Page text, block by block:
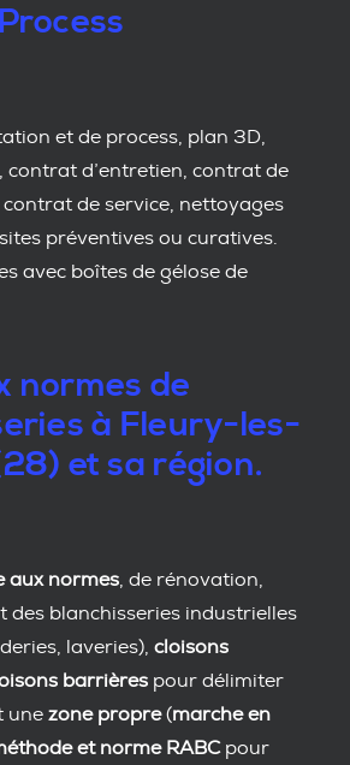
et de process, plan 3D,
contrat d’entretien, contrat de
de service, nettoyages
préventives ou curatives.
avec boîtes de gélose de
normes de
à Fleury-les-
et sa région.
aux normes , de rénovation,
des blanchisseries industrielles
laveries), cloisons
barrières pour délimiter
une zone propre(marche en
et norme RABCpour